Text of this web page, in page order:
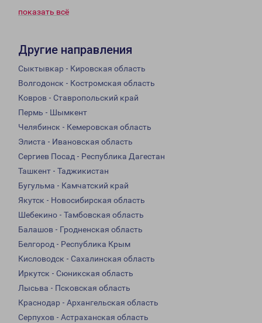
показать всё
Другие направления
Сыктывкар - Кировская область
Волгодонск - Костромская область
Ковров - Ставропольский край
Пермь - Шымкент
Челябинск - Кемеровская область
Элиста - Ивановская область
Сергиев Посад - Республика Дагестан
Ташкент - Таджикистан
Бугульма - Камчатский край
Якутск - Новосибирская область
Шебекино - Тамбовская область
Балашов - Гродненская область
Белгород - Республика Крым
Кисловодск - Сахалинская область
Иркутск - Сюникская область
Лысьва - Псковская область
Краснодар - Архангельская область
Серпухов - Астраханская область